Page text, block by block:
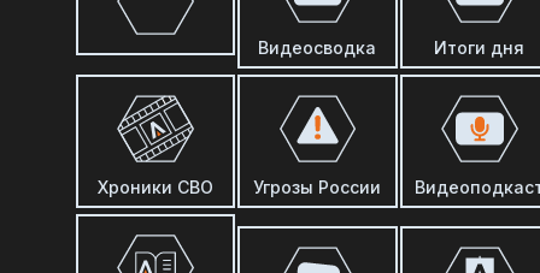
Видеосводка Итоги дня
Хроники СВО Угрозы России